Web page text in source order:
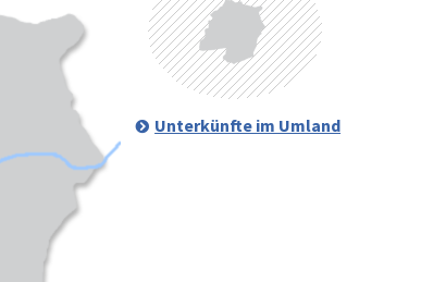
Unterkünfte im Umland